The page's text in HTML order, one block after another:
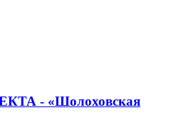
- «Шолоховская